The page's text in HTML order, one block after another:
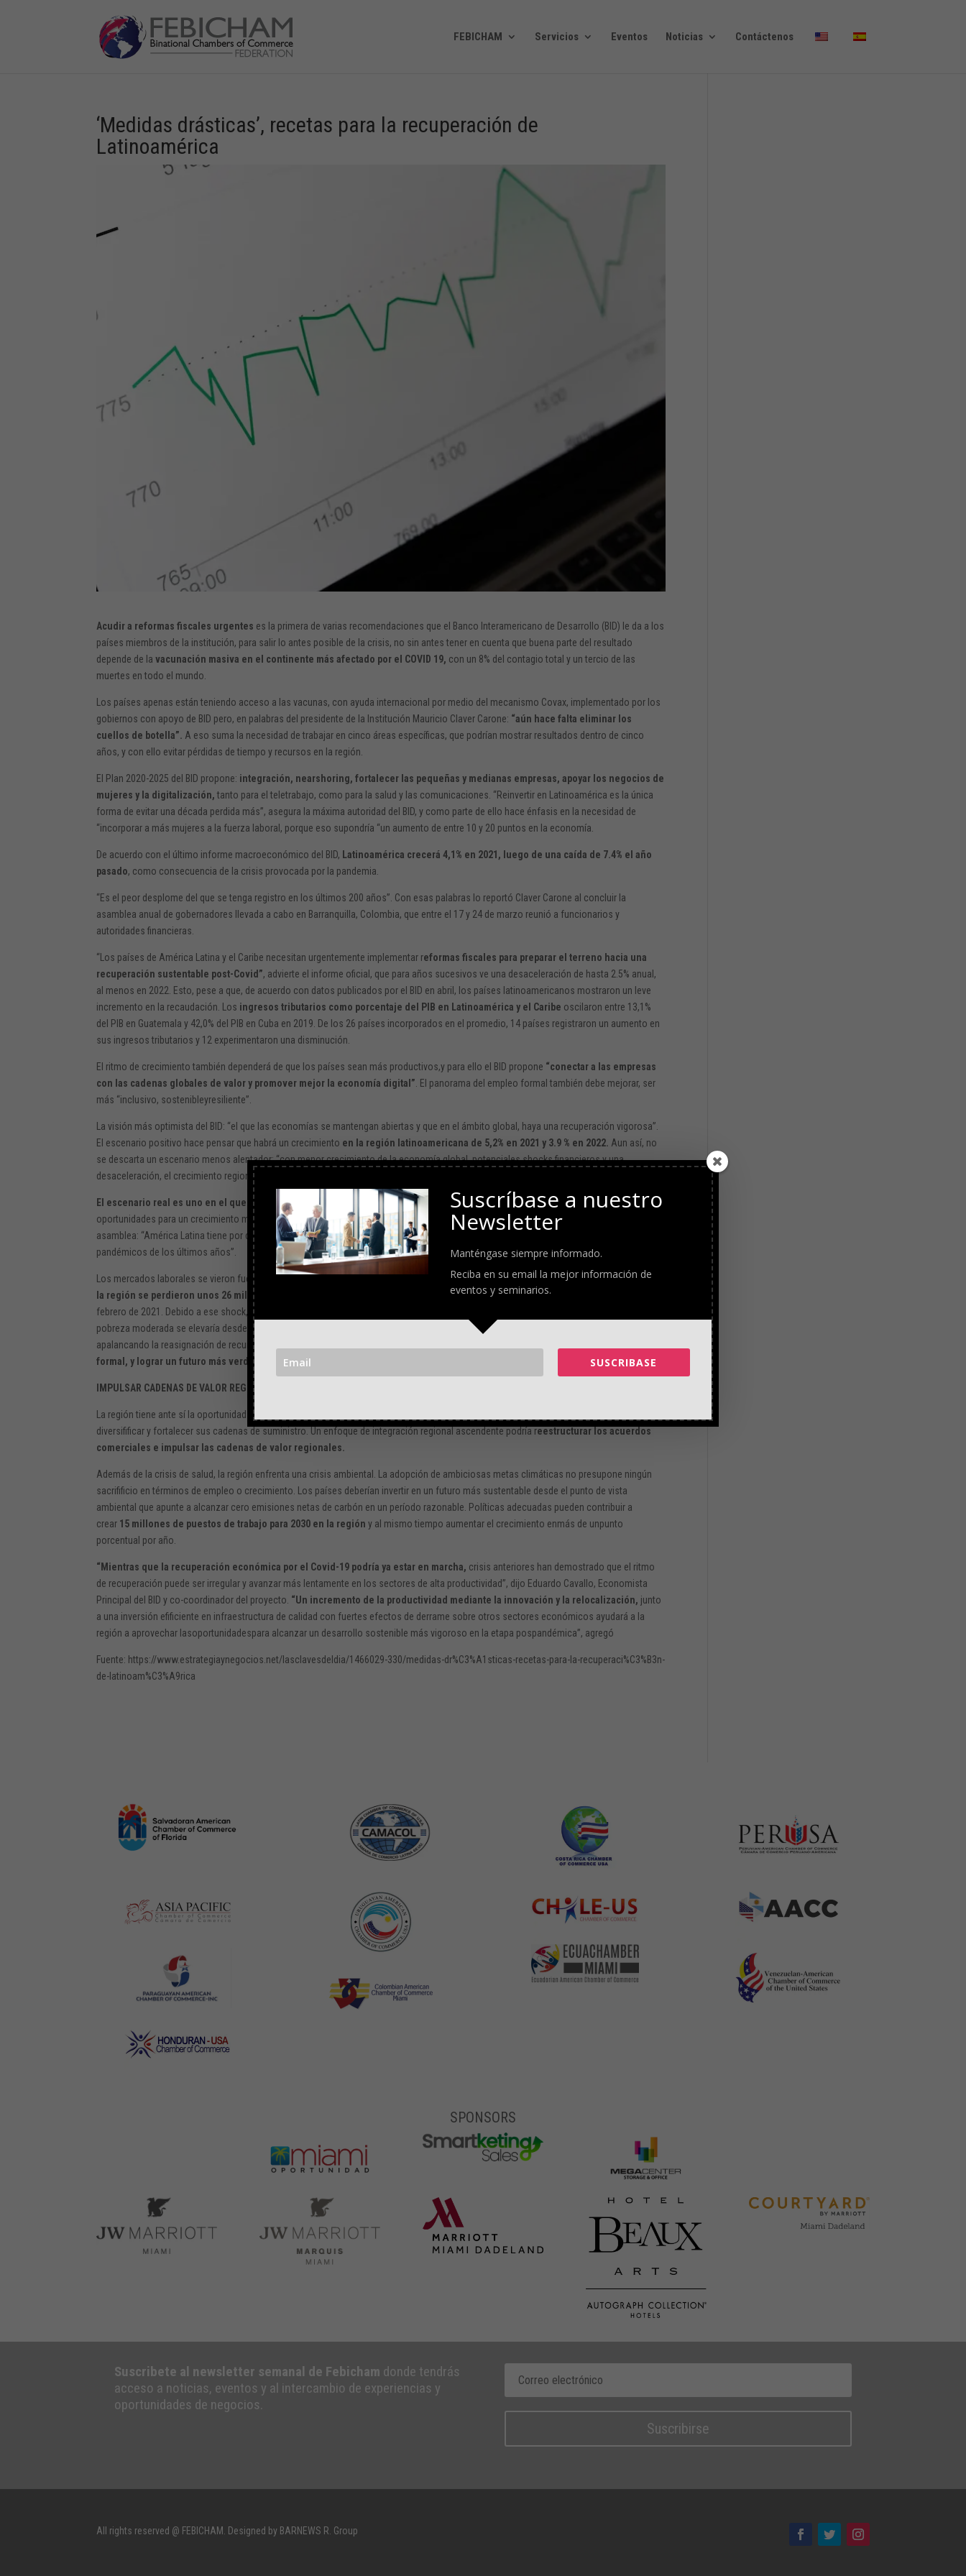
FEBICHAM Servicios Eventos Noticias Contáctenos
‘Medidas drásticas’, recetas para la recuperación de
Latinoamérica
Acudir a reformas fiscales urgentes es la primera de varias recomendaciones que el Banco Interamericano de Desarrollo (BID) le da a los
países miembros de la institución, para salir lo antes posible de la crisis, no sin antes tener en cuenta que buena parte del resultado
depende de lavacunación masiva en el continente más afectado por el COVID 19, con un 8% del contagio total y un tercio de las
muertes en todo el mundo.
Los países apenas están teniendo acceso a las vacunas, con ayuda internacional por medio del mecanismo Covax, implementado por los
gobiernos con apoyo de BID pero, en palabras del presidente de la Institución Mauricio Claver Carone: “aún hace falta eliminar los
cuellos de botella”. A eso suma la necesidad de trabajar en cinco áreas específicas, que podrían mostrar resultados dentro de cinco
años, y con ello evitar pérdidas de tiempo y recursos en la región.
El Plan 2020-2025 del BID propone: integración, nearshoring, fortalecer las pequeñas y medianas empresas, apoyar los negocios de
mujeres y la digitalización, tanto para el teletrabajo, como para la salud y las comunicaciones. “Reinvertir en Latinoamérica es la única
forma de evitar una década perdida más”, asegura la máxima autoridad del BID, y como parte de ello hace énfasis en la necesidad de
“incorporar a más mujeres a la fuerza laboral, porque eso supondría “un aumento de entre 10 y 20 puntos en la economía.
De acuerdo con el último informe macroeconómico del BID, Latinoamérica crecerá 4,1% en 2021, luego de una caída de 7.4% el año
pasado, como consecuencia de la crisis provocada por la pandemia.
“Es el peor desplome del que se tenga registro en los últimos 200 años”. Con esas palabras lo reportó Claver Carone al concluir la
asamblea anual de gobernadores llevada a cabo en Barranquilla, Colombia, que entre el 17 y 24 de marzo reunió a funcionarios y
autoridades financieras.
“Los países de América Latina y el Caribe necesitan urgentemente implementar reformas fiscales para preparar el terreno hacia una
recuperación sustentable post-Covid”, advierte el informe oficial, que para años sucesivos ve una desaceleración de hasta 2.5% anual,
al menos en 2022. Esto, pese a que, de acuerdo con datos publicados por el BID en abril, los países latinoamericanos mostraron un leve
incremento en la recaudación. Los ingresos tributarios como porcentaje del PIB en Latinoamérica y el Caribe oscilaron entre 13,1%
del PIB en Guatemala y 42,0% del PIB en Cuba en 2019. De los 26 países incorporados en el promedio, 14 países registraron un aumento en
sus ingresos tributarios y 12 experimentaron una disminución.
El ritmo de crecimiento también dependerá de que los países sean más productivos,y para ello el BID propone “conectar a las empresas
con las cadenas globales de valor y promover mejor la economía digital” . El panorama del empleo formal también debe mejorar, ser
más “inclusivo, sostenibleyresiliente”.
La visión más optimista del BID: “el que las economías se mantengan abiertas y que en el ámbito global, haya una recuperación vigorosa”.
El escenario positivo hace pensar que habrá un crecimiento en la región latinoamericana de 5,2% en 2021 y 3.9 % en 2022. Aun así, no
se descarta un escenario menos alentador: “con menor crecimiento de la economía global, potenciales shocks financieros y una
desaceleración, el crecimiento regional sería solo de 0,8% y una caída de -1,1% ese mismo año, según las proyecciones.
El escenario real es uno en el que las tasas de desempleo son altas y el sistema de salud está saturado.Al referirse a las
oportunidades para un crecimiento más sólido y sostenible en la pospandemia, el economista jefe Erick Parrado apuntó durante la
asamblea: “América Latina tiene por delante un sendero estrecho pero claramente definido para salir fortalecidosde los shocks sociales y
pandémicos de los últimos años”.
Los mercados laborales se vieron fuertemente impactados tanto por los shocks externos como por los cierres internos. En 12 países de
la región se perdieron unos 26 millones de puestos de trabajo entre febrero y octubre de 2020, cifra que cayó hasta 15 millones a
febrero de 2021. Debido a ese shock, las proyecciones indican que la extrema pobreza aumentará desde el 12,1% al 14,6%, en tanto que la
pobreza moderada se elevaría desdeel 11,7% al 14,6%. “Los sistemas fiscales saludables pueden ayudarnos a liberar nuestro potencial,
apalancando la reasignación de recursos en todos los sectores y así impulsar el
formal, y lograr un futuro más verde”
, dice Parrado.
IMPULSAR CADENAS DE VALOR REGIONALES
La región tiene ante sí la oportunidad de aprovechar las cadenas de valor regionales y globales en momentos en que las empresas buscan
diversifificar y fortalecer sus cadenas de suministro. Un enfoque de integración regional ascendente podría reestructurar los acuerdos
comerciales e impulsar las cadenas de valor regionales.
Además de la crisis de salud, la región enfrenta una crisis ambiental. La adopción de ambiciosas metas climáticas no presupone ningún
sacrifificio en términos de empleo o crecimiento. Los países deberían invertir en un futuro más sustentable desde el punto de vista
ambiental que apunte a alcanzar cero emisiones netas de carbón en un período razonable. Políticas adecuadas pueden contribuir a
crear 15 millones de puestos de trabajo para 2030 en la región y al mismo tiempo aumentar el crecimiento enmás de unpunto
porcentual por año.
“Mientras que la recuperación económica por el Covid-19 podría ya estar en marcha, crisis anteriores han demostrado que el ritmo
de recuperación puede ser irregular y avanzar más lentamente en los sectores de alta productividad”, dijo Eduardo Cavallo, Economista
Principal del BID y co-coordinador del proyecto. “Un incremento de la productividad mediante la innovación y la relocalización, junto
a una inversión efificiente en infraestructura de calidad con fuertes efectos de derrame sobre otros sectores económicos ayudará a la
región a aprovechar lasoportunidadespara alcanzar un desarrollo sostenible más vigoroso en la etapa pospandémica”, agregó
Fuente: https://www.estrategiaynegocios.net/lasclavesdeldia/1466029-330/medidas-dr%C3%A1sticas-recetas-para-la-recuperaci%C3%B3n-
de-latinoam%C3%A9rica
SPONSORS
Suscribete al newsletter semanal de Febicham donde tendrás
acceso a noticias, eventos y al intercambio de experiencias y
oportunidades de negocios.
Suscribirse
All rights reserved @ FEBICHAM. Designed by BARNEWS R. Group
Suscríbase a nuestro
Newsletter
Manténgase siempre informado.
Reciba en su email la mejor información de
eventos y seminarios.
SUSCRIBASE